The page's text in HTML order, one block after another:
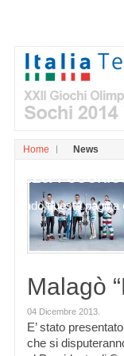
i
questa
Home News
Malagò
04 Dicembre 2013
E’ stato
che si